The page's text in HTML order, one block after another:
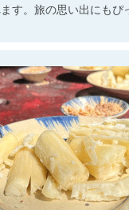
す。旅の思い出にもぴ